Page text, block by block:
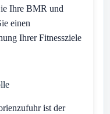
Ihre BMR und
einen
Ihrer Fitnessziele
ist der